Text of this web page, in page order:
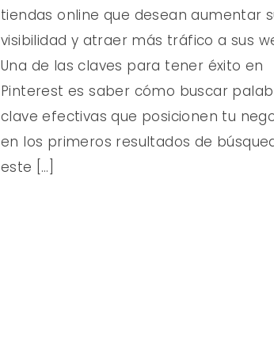
tiendas online que desean aumentar
visibilidad y atraer más tráfico a sus
Una de las claves para tener éxito en
Pinterest es saber cómo buscar
clave efectivas que posicionen tu
en los primeros resultados de
este […]